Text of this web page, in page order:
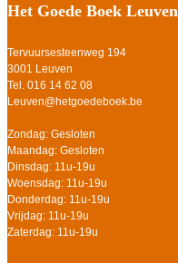
Het Goede Boek Leuven
Tervuursesteenweg 194
3001 Leuven
Tel. 016 14 62 08
Leuven@hetgoedeboek.be
Zondag: Gesloten
Maandag: Gesloten
Dinsdag: 11u-19u
Woensdag: 11u-19u
Donderdag: 11u-19u
Vrijdag: 11u-19u
Zaterdag: 11u-19u